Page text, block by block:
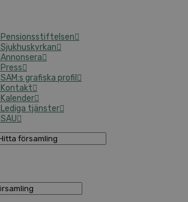
Pensionsstiftelsen
Sjukhuskyrkan
Annonsera
Press
SAM:s grafiska profil
Kontakt
Kalender
Lediga tjänster
SAU